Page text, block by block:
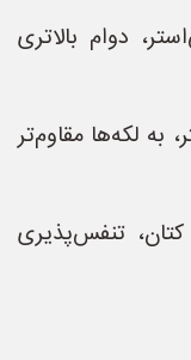
دوام بالاتری
لکه‌ها مقاوم‌تر
تنفس‌پذیری